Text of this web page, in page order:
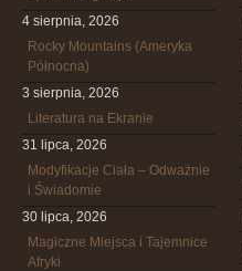
4 sierpnia, 2026
Rocky Mountains (Ameryka
Północna)
3 sierpnia, 2026
Literatura na Ekranie
31 lipca, 2026
Modyfikacje Ciała – Odważnie
i Świadomie
30 lipca, 2026
Magiczne Miejsca i Tajemnice
Afryki